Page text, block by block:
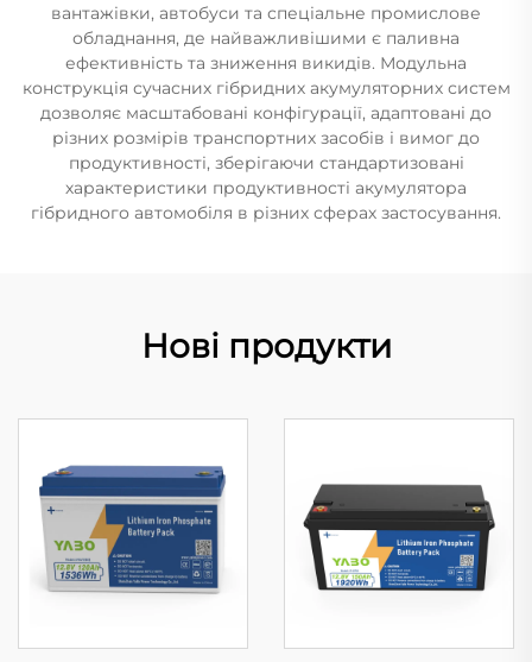
вантажівки, автобуси та спеціальне промислове
обладнання, де найважливішими є паливна
ефективність та зниження викидів. Модульна
конструкція сучасних гібридних акумуляторних систем
дозволяє масштабовані конфігурації, адаптовані до
різних розмірів транспортних засобів і вимог до
продуктивності, зберігаючи стандартизовані
характеристики продуктивності акумулятора
гібридного автомобіля в різних сферах застосування.
Нові продукти